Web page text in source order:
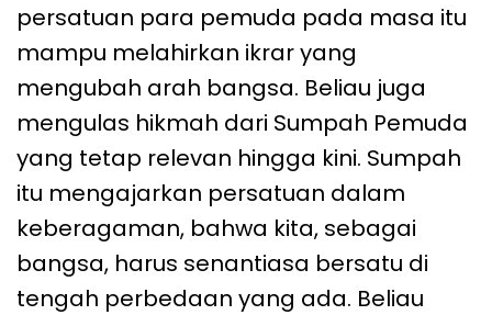
persatuan para pemuda pada masa itu
mampu melahirkan ikrar yang
mengubah arah bangsa. Beliau juga
mengulas hikmah dari Sumpah Pemuda
yang tetap relevan hingga kini. Sumpah
itu mengajarkan persatuan dalam
keberagaman, bahwa kita, sebagai
bangsa, harus senantiasa bersatu di
tengah perbedaan yang ada. Beliau